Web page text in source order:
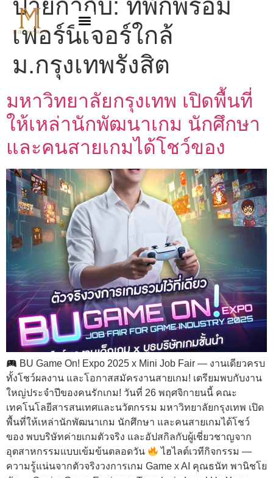
ป้ายกำกับ: ที่พักพร้อม
เฟอร์นิเจอร์ใกล้
ม.กรุงเทพรังสิต
มหาวิทยาลัยกรุงเทพ เปิดพื้นที่
ให้เหล่านักพัฒนาเกม นักศึกษา
และคนสายเกมได้โชว์ของ
BU Game On! Expo 2025 x Mini Job Fair — งานเดียวครบ
ทั้งโชว์ผลงาน และโอกาสสมัครงานสายเกม! เตรียมพบกับงาน
ใหญ่ประจำปีของคนรักเกม! วันที่ 26 พฤศจิกายนนี้ คณะ
เทคโนโลยีสารสนเทศและนวัตกรรม มหาวิทยาลัยกรุงเทพ เปิด
พื้นที่ให้เหล่านักพัฒนาเกม นักศึกษา และคนสายเกมได้โชว์
ของ พบบริษัทค่ายเกมตัวจริง และอัปสกิลกับผู้เชี่ยวชาญจาก
อุตสาหกรรมแบบเข้มข้นตลอดวัน
ไฮไลต์เวทีกิจกรรม —
ความรู้แน่นจากตัวจริงวงการเกม Game x AI คุณธนัท พานิชโย